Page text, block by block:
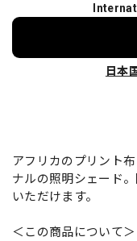
日本
アフリカのプリント
ナルの照明シェード
いただけます。
＜この商品について＞